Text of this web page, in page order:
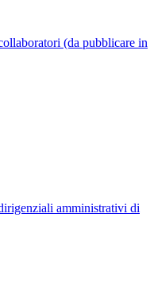
(da pubblicare in
amministrativi di